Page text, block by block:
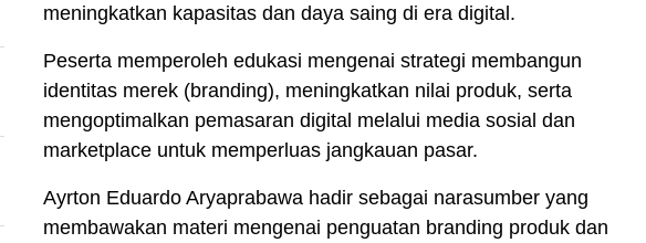
meningkatkan kapasitas dan daya saing di era digital.
Peserta memperoleh edukasi mengenai strategi membangun
identitas merek (branding), meningkatkan nilai produk, serta
mengoptimalkan pemasaran digital melalui media sosial dan
marketplace untuk memperluas jangkauan pasar.
Ayrton Eduardo Aryaprabawa hadir sebagai narasumber yang
membawakan materi mengenai penguatan branding produk dan